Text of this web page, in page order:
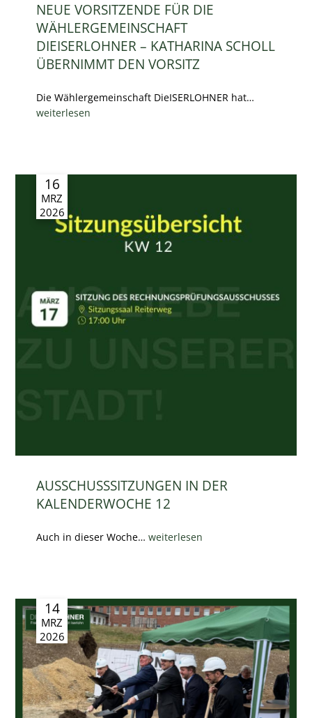
NEUE VORSITZENDE FÜR DIE
WÄHLERGEMEINSCHAFT
DIEISERLOHNER – KATHARINA SCHOLL
ÜBERNIMMT DEN VORSITZ
Die Wählergemeinschaft DieISERLOHNER hat…
weiterlesen
16
MRZ
2026
AUSSCHUSSSITZUNGEN IN DER
KALENDERWOCHE 12
Auch in dieser Woche…weiterlesen
14
MRZ
2026